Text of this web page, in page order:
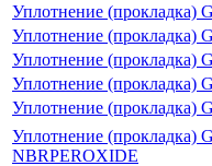
Уплотнение (прокладка)
Уплотнение (прокладка)
Уплотнение (прокладка)
Уплотнение (прокладка)
Уплотнение (прокладка)
Уплотнение (прокладка)
NBRPEROXIDE